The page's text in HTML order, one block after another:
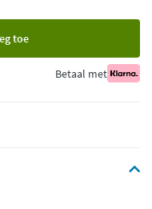
toe
Betaal met